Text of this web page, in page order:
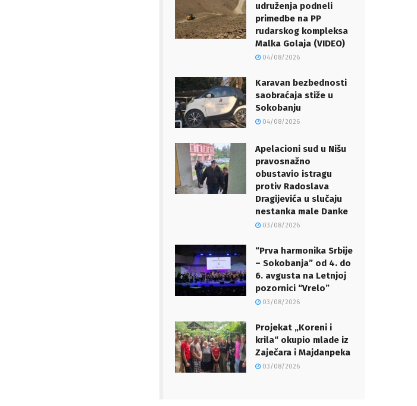
udruženja podneli
primedbe na PP
rudarskog kompleksa
Malka Golaja (VIDEO)
04/08/2026
Karavan bezbednosti
saobraćaja stiže u
Sokobanju
04/08/2026
Apelacioni sud u Nišu
pravosnažno
obustavio istragu
protiv Radoslava
Dragijevića u slučaju
nestanka male Danke
03/08/2026
“Prva harmonika Srbije
– Sokobanja” od 4. do
6. avgusta na Letnjoj
pozornici “Vrelo”
03/08/2026
Projekat „Koreni i
krila“ okupio mlade iz
Zaječara i Majdanpeka
03/08/2026